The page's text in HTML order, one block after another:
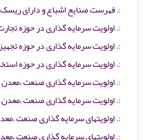
فهرست صنایع اشباع و دارای ریسک
اولویت سرمایه گذاری در حوزه
اولویت سرمایه گذاری در حوزه
اولویت سرمایه گذاری در حوزه
اولویت سرمایه گذاری صنعت
اولویت سرمایه گذاری صنعت
اولویتهای سرمایه گذاری صنعت
اولویتهای سرمایه گذاری صنعت